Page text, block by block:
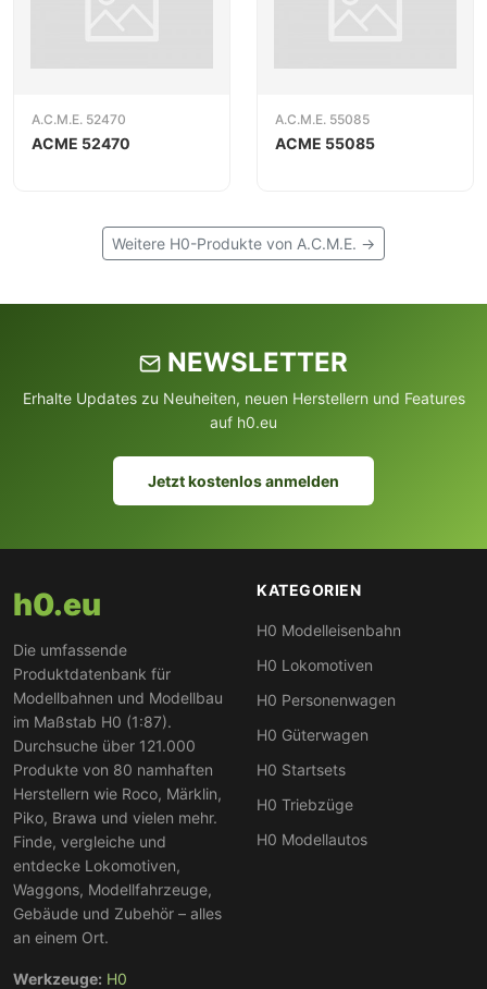
A.C.M.E. 52470
ACME 52470
A.C.M.E. 55085
ACME 55085
Weitere H0-Produkte von A.C.M.E. →
NEWSLETTER
Erhalte Updates zu Neuheiten, neuen Herstellern und Features
auf h0.eu
Jetzt kostenlos anmelden
h0.eu
Die umfassende
Produktdatenbank für
Modellbahnen und Modellbau
im Maßstab H0 (1:87).
Durchsuche über 121.000
Produkte von 80 namhaften
Herstellern wie Roco, Märklin,
Piko, Brawa und vielen mehr.
Finde, vergleiche und
entdecke Lokomotiven,
Waggons, Modellfahrzeuge,
Gebäude und Zubehör – alles
an einem Ort.
Werkzeuge: H0
KATEGORIEN
H0 Modelleisenbahn
H0 Lokomotiven
H0 Personenwagen
H0 Güterwagen
H0 Startsets
H0 Triebzüge
H0 Modellautos